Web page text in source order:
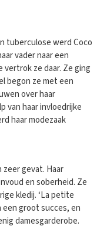
tuberculose werd Coco
vader naar een
ze daar. Ze ging
begon ze met een
over haar
van haar invloedrijke
haar modezaak
zeer gevat. Haar
en soberheid. Ze
kledij. ‘La petite
groot succes, en
damesgarderobe.